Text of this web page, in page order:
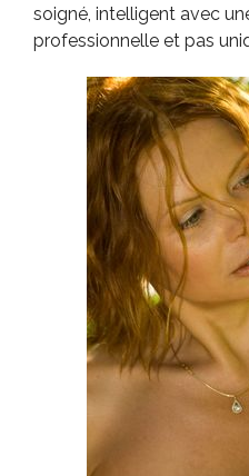
soigné, intelligent avec
professionnelle et pas